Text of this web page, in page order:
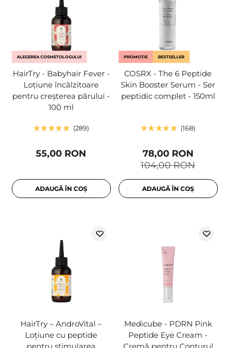
ALEGEREA COSMETOLOGULUI
HairTry - Babyhair Fever -
Loțiune încălzitoare
pentru creșterea părului -
100 ml
289
55,00 RON
ADAUGĂ ÎN COȘ
PROMOȚIE BESTSELLER
COSRX - The 6 Peptide
Skin Booster Serum - Ser
peptidic complet - 150ml
168
104,00 RON
78,00 RON
ADAUGĂ ÎN COȘ
HairTry – AndroVital –
Loțiune cu peptide
Medicube - PDRN Pink
Peptide Eye Cream -